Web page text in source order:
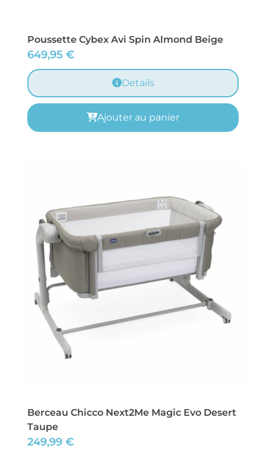
Poussette Cybex Avi Spin Almond Beige
649,95 €
Details
Ajouter au panier
Berceau Chicco Next2Me Magic Evo Desert
Taupe
249,99 €